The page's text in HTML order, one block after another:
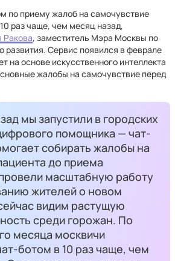
по приему жалоб на самочувствие
раз чаще, чем месяц назад,
Ракова, заместитель Мэра Москвы по
развития. Сервис появился в феврале
на основе искусственного интеллекта
жалобы на самочувствие перед
мы запустили в городских
помощника — чат-
собирать жалобы на
до приема
масштабную работу
жителей о новом
видим растущую
среди горожан. По
месяца москвичи
ботом в 10 раз чаще, чем